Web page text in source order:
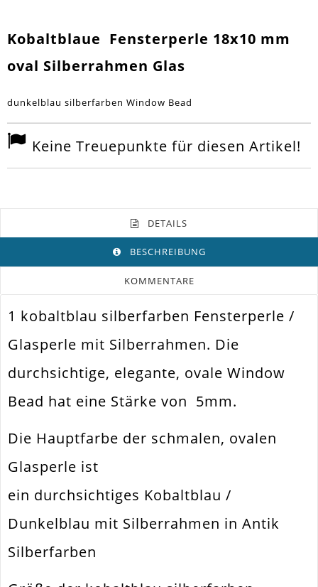
Kobaltblaue Fensterperle 18x10 mm
oval Silberrahmen Glas
dunkelblau silberfarben Window Bead
Keine Treuepunkte für diesen Artikel!
DETAILS
BESCHREIBUNG
KOMMENTARE
Farbe Kobaltblau Mit Silber
Funktion Schmuckperle
Spezifikation Fensterperle
Verwendung
Halsketten. Armbänder. Ohrringe.
Perlengröße 18x10x4mm
Fädelloch /
Innendurchmesser
1 kobaltblau silberfarben Fensterperle /
Glasperle mit Silberrahmen. Die
durchsichtige, elegante, ovale Window
Bead hat eine Stärke von 5mm.
Die Hauptfarbe der schmalen, ovalen
Glasperle ist
ein durchsichtiges Kobaltblau /
Dunkelblau mit Silberrahmen in Antik
Silberfarben